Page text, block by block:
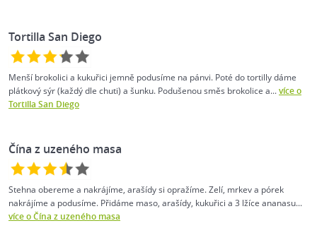
Tortilla San Diego
Menší brokolici a kukuřici jemně podusíme na pánvi. Poté do tortilly dáme
plátkový sýr (každý dle chuti) a šunku. Podušenou směs brokolice a...více o
Tortilla San Diego
Čína z uzeného masa
Stehna obereme a nakrájíme, arašídy si opražíme. Zelí, mrkev a pórek
nakrájíme a podusíme. Přidáme maso, arašídy, kukuřici a 3 lžíce ananasu...
více o Čína z uzeného masa